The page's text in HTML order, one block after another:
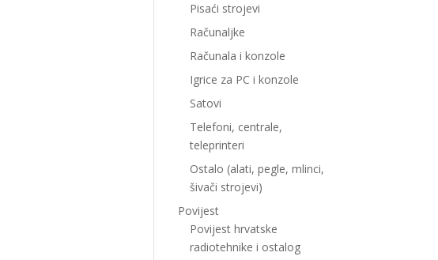
Pisaći strojevi
Računaljke
Računala i konzole
Igrice za PC i konzole
Satovi
Telefoni, centrale,
teleprinteri
Ostalo (alati, pegle, mlinci,
šivači strojevi)
Povijest
Povijest hrvatske
radiotehnike i ostalog